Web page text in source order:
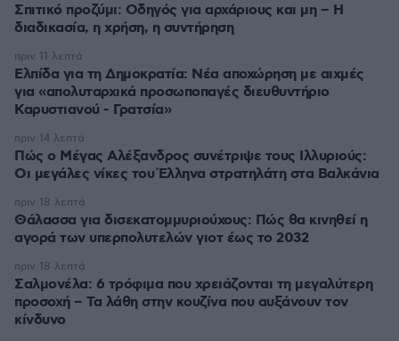
Σπιτικό προζύμι: Οδηγός για αρχάριους και μη – Η
διαδικασία, η χρήση, η συντήρηση
Ελπίδα για τη Δημοκρατία: Νέα αποχώρηση με αιχμές
για «απολυταρχικά προσωποπαγές διευθυντήριο
Καρυστιανού - Γρατσία»
πριν 11 λεπτά
Πώς ο Μέγας Αλέξανδρος συνέτριψε τους Ιλλυριούς:
Οι μεγάλες νίκες του Έλληνα στρατηλάτη στα Βαλκάνια
πριν 14 λεπτά
Θάλασσα για δισεκατομμυριούχους: Πώς θα κινηθεί η
αγορά των υπερπολυτελών γιοτ έως το 2032
πριν 18 λεπτά
Σαλμονέλα: 6 τρόφιμα που χρειάζονται τη μεγαλύτερη
προσοχή – Τα λάθη στην κουζίνα που αυξάνουν τον
κίνδυνο
πριν 18 λεπτά